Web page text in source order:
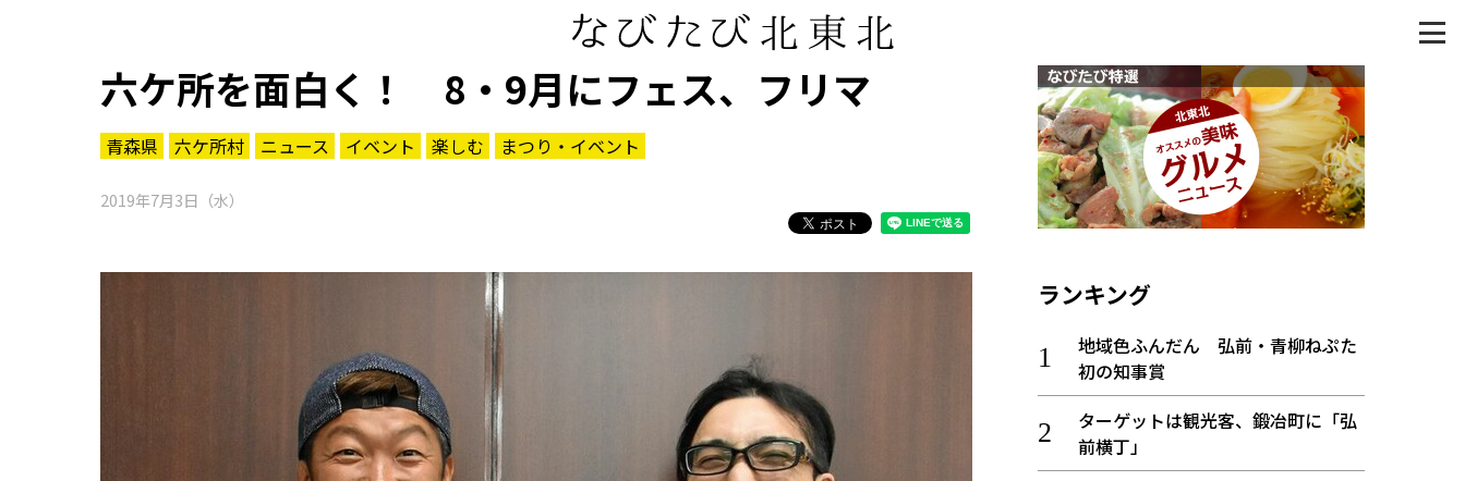
六ケ所を面白く！ 8・9月にフェス、フリマ
青森県 六ケ所村 ニュース イベント 楽しむ まつり・イベント
2019年7月3日（水）
ランキング
地域色ふんだん 弘前・青柳ねぷた
初の知事賞
ターゲットは観光客、鍛冶町に「弘
前横丁」